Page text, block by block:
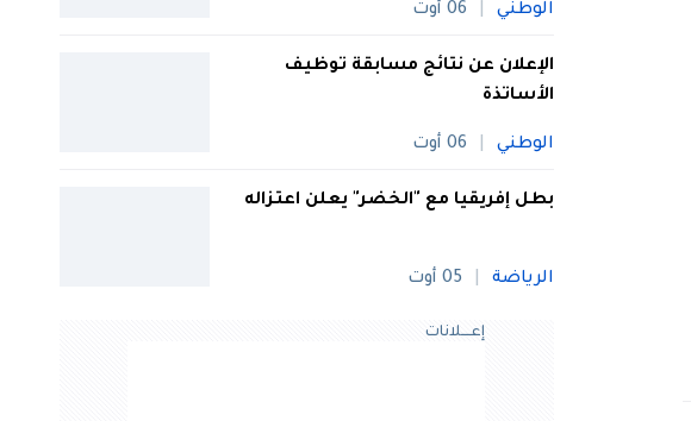
الوطني 06 أوت
الإعلان عن نتائج مسابقة توظيف
الأساتذة
الوطني 06 أوت
بطل إفريقيا مع "الخضر" يعلن اعتزاله
الرياضة 05 أوت
إعــــلانات